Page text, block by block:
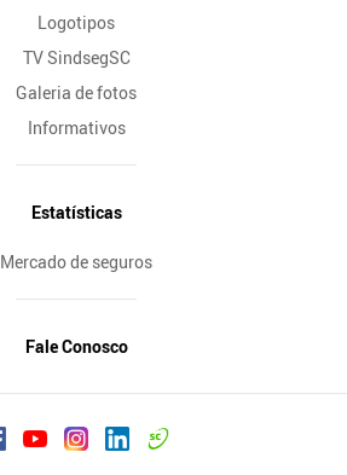
Logotipos
TV SindsegSC
Galeria de fotos
Informativos
Estatísticas
Mercado de seguros
Fale Conosco